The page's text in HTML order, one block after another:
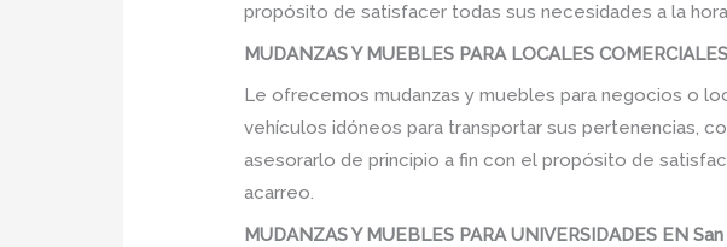
propósito de satisfacer todas sus necesidades a la
MUDANZAS Y MUEBLES PARA LOCALES
Le ofrecemos mudanzas y muebles para negocios o
vehículos idóneos para transportar sus pertenencias,
asesorarlo de principio a fin con el propósito de
acarreo.
MUDANZAS Y MUEBLES PARA UNIVERSIDADES EN